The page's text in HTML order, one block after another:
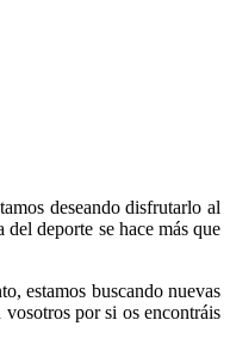
deseando disfrutarlo al
deporte se hace más que
estamos buscando nuevas
por si os encontráis